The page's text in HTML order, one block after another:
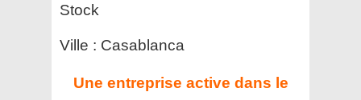
Stock
Ville : Casablanca
Une entreprise active dans le